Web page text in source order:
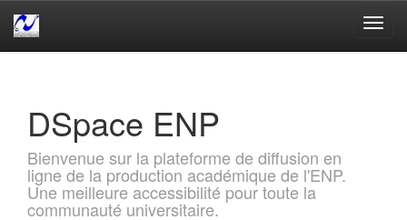
DSpace ENP
Bienvenue sur la plateforme de diffusion en
ligne de la production académique de l'ENP.
Une meilleure accessibilité pour toute la
communauté universitaire.